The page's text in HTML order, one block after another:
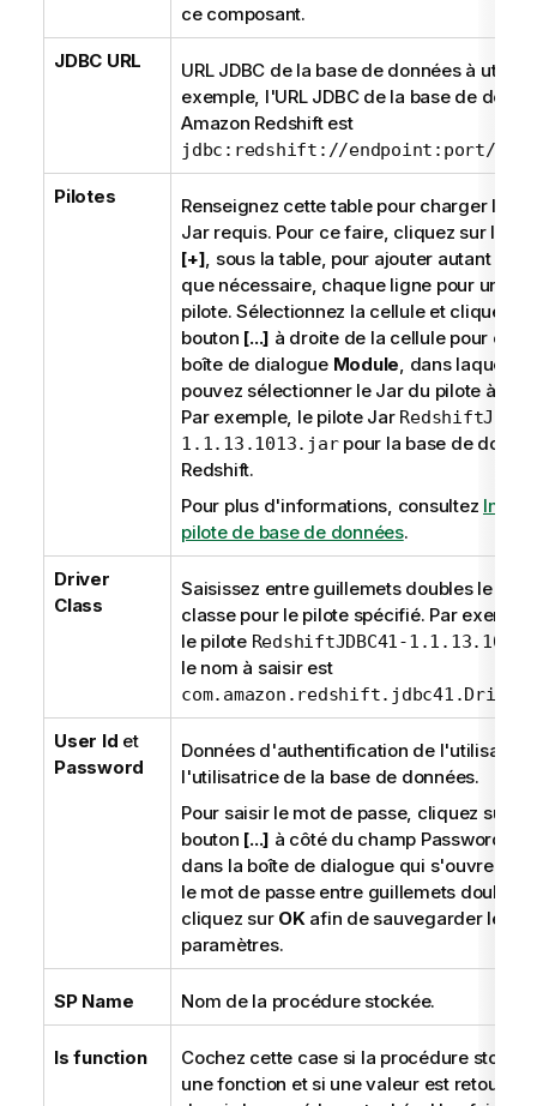
ce composant.
JDBC URL
URL JDBC de la base de données à
exemple, l'URL JDBC de la base de
Amazon Redshift est
jdbc:redshift://endpoint:port/
Pilotes
Renseignez cette table pour charger les
Jar requis. Pour ce faire, cliquez sur le
[+], sous la table, pour ajouter autant de
que nécessaire, chaque ligne pour un Jar
pilote. Sélectionnez la cellule et cliquez
bouton [...] à droite de la cellule pour
boîte de dialogue Module, dans laquelle
pouvez sélectionner le Jar du pilote à
Par exemple, le pilote Jar
1.1.13.1013.jarpour la base de
Redshift.
Pour plus d'informations, consultez
pilote de base de données.
Driver
Class
Saisissez entre guillemets doubles le
classe pour le pilote spécifié. Par
le pilote RedshiftJDBC41-
le nom à saisir est
com.amazon.redshift.jdbc41.Driver
User Id et
Password
Données d'authentification de l'utilisateur
l'utilisatrice de la base de données.
Pour saisir le mot de passe, cliquez sur le
bouton [...] à côté du champ Password,
dans la boîte de dialogue qui s'ouvre,
le mot de passe entre guillemets doubles
cliquez sur OKafin de sauvegarder les
paramètres.
SP Name Nom de la procédure stockée.
Is function
Cochez cette case si la procédure
une fonction et si une valeur est retournée